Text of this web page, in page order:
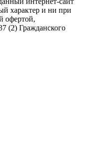
характер и ни при
офертой,
(2) Гражданского